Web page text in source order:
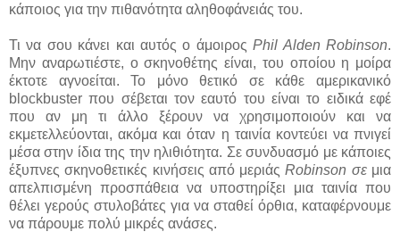
κάποιος για την πιθανότητα αληθοφάνειάς του.
Τι να σου κάνει και αυτός ο άμοιροςPhil Alden Robinson.
Μην αναρωτιέστε, ο σκηνοθέτης είναι, του οποίου η μοίρα
έκτοτε αγνοείται. Το μόνο θετικό σε κάθε αμερικανικό
blockbuster που σέβεται τον εαυτό του είναι το ειδικά εφέ
που αν μη τι άλλο ξέρουν να χρησιμοποιούν και να
εκμετελλεύονται, ακόμα και όταν η ταινία κοντεύει να πνιγεί
μέσα στην ίδια της την ηλιθιότητα. Σε συνδυασμό με κάποιες
έξυπνες σκηνοθετικές κινήσεις από μεριάςRobinson σεμια
απελπισμένη προσπάθεια να υποστηρίξει μια ταινία που
θέλει γερούς στυλοβάτες για να σταθεί όρθια, καταφέρνουμε
να πάρουμε πολύ μικρές ανάσες.